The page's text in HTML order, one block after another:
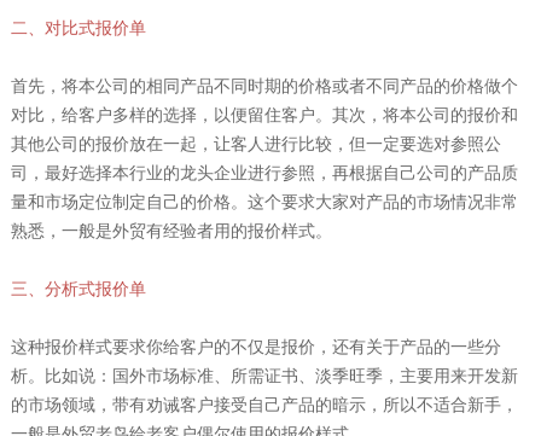
二、对比式报价单
首先，将本公司的相同产品不同时期的价格或者不同产品的价格做个
对比，给客户多样的选择，以便留住客户。其次，将本公司的报价和
其他公司的报价放在一起，让客人进行比较，但一定要选对参照公
司，最好选择本行业的龙头企业进行参照，再根据自己公司的产品质
量和市场定位制定自己的价格。这个要求大家对产品的市场情况非常
熟悉，一般是外贸有经验者用的报价样式。
三、分析式报价单
这种报价样式要求你给客户的不仅是报价，还有关于产品的一些分
析。比如说：国外市场标准、所需证书、淡季旺季，主要用来开发新
的市场领域，带有劝诫客户接受自己产品的暗示，所以不适合新手，